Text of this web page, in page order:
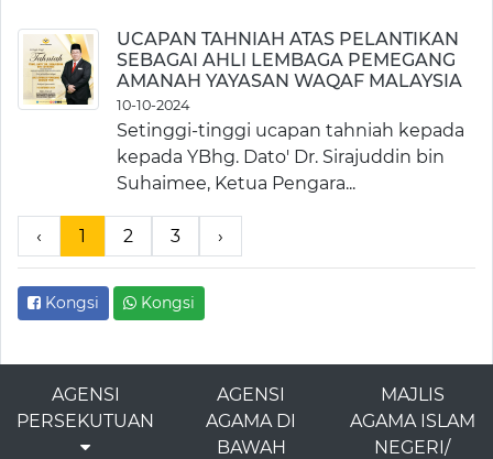
UCAPAN TAHNIAH ATAS PELANTIKAN
SEBAGAI AHLI LEMBAGA PEMEGANG
AMANAH YAYASAN WAQAF MALAYSIA
10-10-2024
Setinggi-tinggi ucapan tahniah kepada
kepada YBhg. Dato' Dr. Sirajuddin bin
Suhaimee, Ketua Pengara...
‹ 1 2 3 ›
Kongsi Kongsi
AGENSI
PERSEKUTUAN
AGENSI
AGAMA DI
BAWAH
MAJLIS
AGAMA ISLAM
NEGERI/